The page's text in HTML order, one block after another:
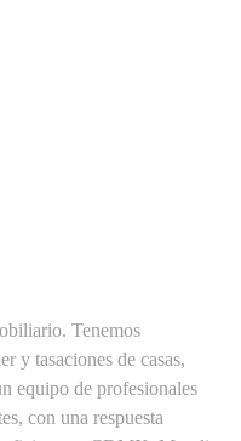
Tenemos
y tasaciones de casas,
equipo de profesionales
con una respuesta